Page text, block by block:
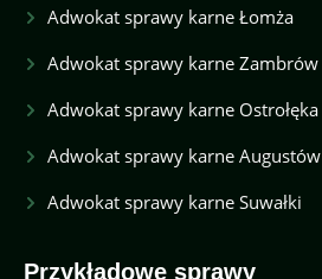
Adwokat sprawy karne Łomża
Adwokat sprawy karne Zambrów
Adwokat sprawy karne Ostrołęka
Adwokat sprawy karne Augustów
Adwokat sprawy karne Suwałki
Przykładowe sprawy